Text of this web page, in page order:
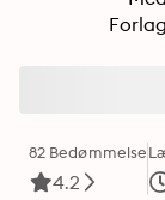
Forlag
82 Bedømmelse
4.2